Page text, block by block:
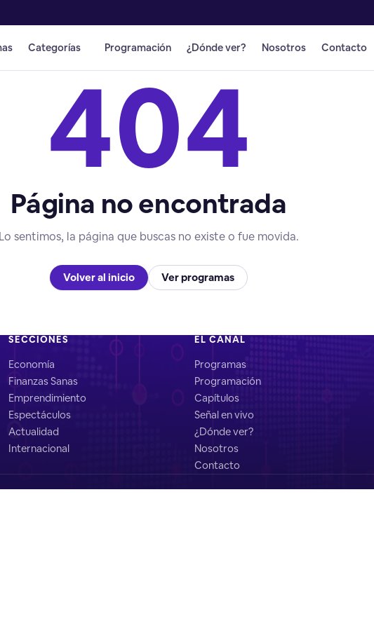
Categorías Programación ¿Dónde ver? Nosotros Contacto
404
Página no encontrada
Lo sentimos, la página que buscas no existe o fue movida.
Volver al inicio Ver programas
SECCIONES
Economía
Finanzas Sanas
Emprendimiento
Espectáculos
Actualidad
Internacional
EL CANAL
Programas
Programación
Capítulos
Señal en vivo
¿Dónde ver?
Nosotros
Contacto